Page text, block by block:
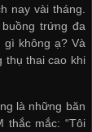
nay vài tháng.
trứng đa
gì không ạ? Và
thụ thai cao khi
là những băn
thắc mắc: “Tôi